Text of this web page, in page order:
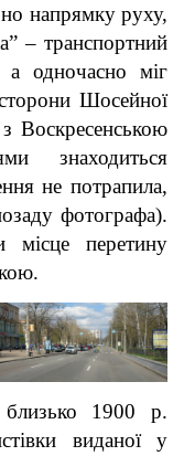
напрямку руху,
– транспортний
а одночасно міг
Шосейної
Воскресенською
знаходиться
не потрапила,
фотографа).
місце перетину
близько 1900 р.
виданої у